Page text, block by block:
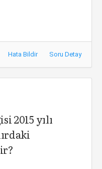
Hata Bildir Soru Detay
2015 yılı